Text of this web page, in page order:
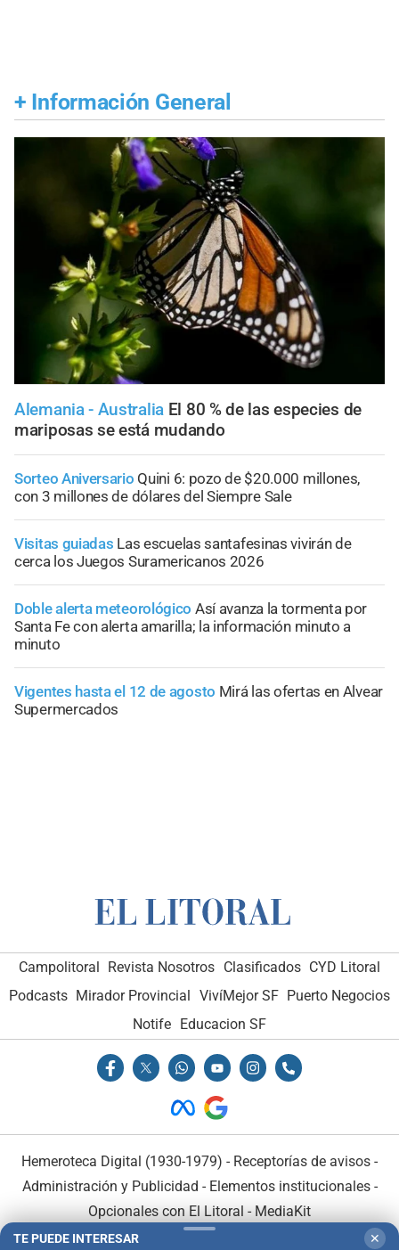
+ Información General
Alemania - Australia El 80 % de las especies de
mariposas se está mudando
Sorteo Aniversario Quini 6: pozo de $20.000 millones,
con 3 millones de dólares del Siempre Sale
Visitas guiadas Las escuelas santafesinas vivirán de
cerca los Juegos Suramericanos 2026
Doble alerta meteorológico Así avanza la tormenta por
Santa Fe con alerta amarilla; la información minuto a
minuto
Vigentes hasta el 12 de agosto Mirá las ofertas en Alvear
Supermercados
Campolitoral Revista Nosotros Clasificados CYD Litoral
Podcasts Mirador Provincial VivíMejor SF Puerto Negocios
Notife
Educacion SF
Hemeroteca Digital (1930-1979) - Receptorías de avisos -
Administración y Publicidad - Elementos institucionales-
Opcionales con El Litoral - MediaKit
TE PUEDE INTERESAR ✕